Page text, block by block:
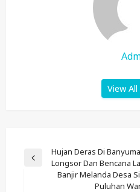
View
Post
Navigation
Previous
Hujan Deras Di
Longsor Dan Bencana
Banjir Melanda Desa
Puluhan